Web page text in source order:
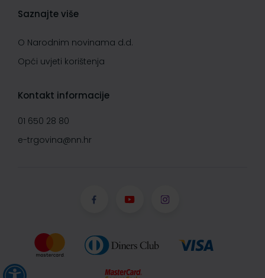
Saznajte više
O Narodnim novinama d.d.
Opći uvjeti korištenja
Kontakt informacije
01 650 28 80
e-trgovina@nn.hr